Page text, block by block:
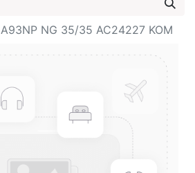
A93NP NG 35/35 AC24227 KOM